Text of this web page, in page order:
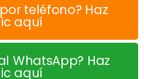
teléfono? Haz
aquí
WhatsApp? Haz
aquí